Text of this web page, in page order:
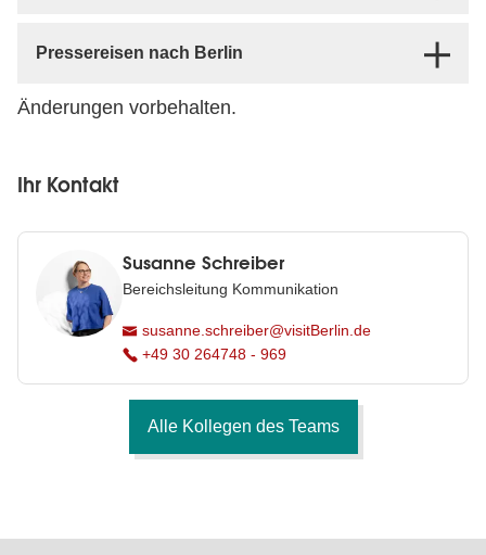
Pressereisen nach Berlin
Änderungen vorbehalten.
Ihr Kontakt
Susanne Schreiber
Bereichsleitung Kommunikation
susanne.schreiber@visitBerlin.de
+49 30 264748 - 969
Alle Kollegen des Teams